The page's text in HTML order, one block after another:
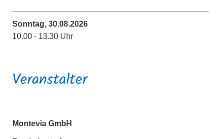
Sonntag, 30.08.2026
10.00 - 13.30 Uhr
Veranstalter
Montevia GmbH